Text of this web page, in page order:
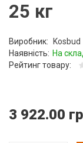
25 кг
Виробник:
Kosbud
Наявність: На
Рейтинг товару:
3 922.00